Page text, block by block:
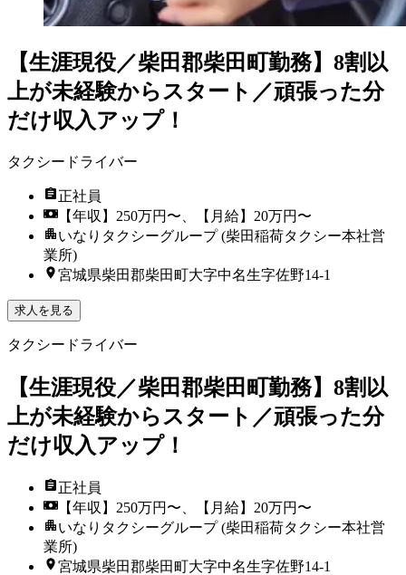
【生涯現役／柴田郡柴田町勤務】8割以
上が未経験からスタート／頑張った分
だけ収入アップ！
タクシードライバー
正社員
【年収】250万円〜、【月給】20万円〜
いなりタクシーグループ (柴田稲荷タクシー本社営
業所)
宮城県柴田郡柴田町大字中名生字佐野14-1
求人を見る
タクシードライバー
【生涯現役／柴田郡柴田町勤務】8割以
上が未経験からスタート／頑張った分
だけ収入アップ！
正社員
【年収】250万円〜、【月給】20万円〜
いなりタクシーグループ (柴田稲荷タクシー本社営
業所)
宮城県柴田郡柴田町大字中名生字佐野14-1